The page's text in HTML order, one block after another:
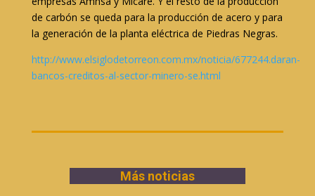
de carbón se queda para la producción de acero y para
la generación de la planta eléctrica de Piedras Negras.
http://www.elsiglodetorreon.com.mx/noticia/677244.daran-
bancos-creditos-al-sector-minero-se.html
Más noticias